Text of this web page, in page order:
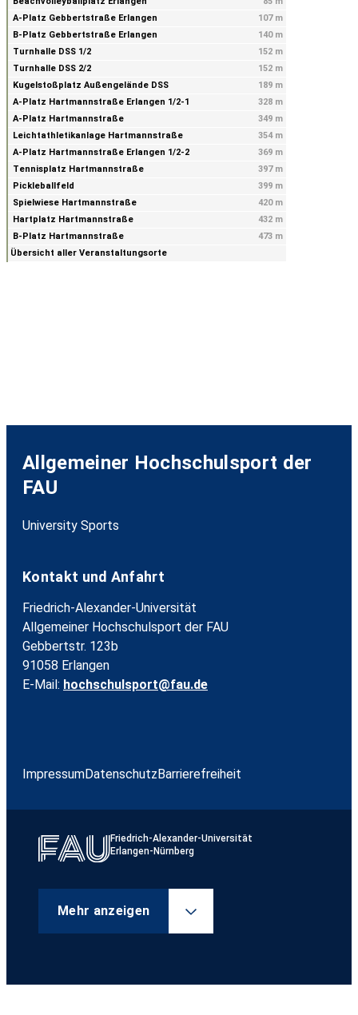
A-Platz Gebbertstraße Erlangen
107 m
B-Platz Gebbertstraße Erlangen
140 m
Turnhalle DSS 1/2
152 m
Turnhalle DSS 2/2
152 m
Kugelstoßplatz Außengelände DSS
189 m
A-Platz Hartmannstraße Erlangen 1/2-1
328 m
A-Platz Hartmannstraße
349 m
Leichtathletikanlage Hartmannstraße
354 m
A-Platz Hartmannstraße Erlangen 1/2-2
369 m
Tennisplatz Hartmannstraße
397 m
Pickleballfeld
399 m
Spielwiese Hartmannstraße
420 m
Hartplatz Hartmannstraße
432 m
B-Platz Hartmannstraße
473 m
Übersicht aller Veranstaltungsorte
Allgemeiner Hochschulsport der
FAU
University Sports
Kontakt und Anfahrt
Friedrich-Alexander-Universität
Allgemeiner Hochschulsport der FAU
Gebbertstr. 123b
91058 Erlangen
E-Mail: hochschulsport@fau.de
ImpressumDatenschutzBarrierefreiheit
Friedrich-Alexander-Universität
Erlangen-Nürnberg
Mehr anzeigen